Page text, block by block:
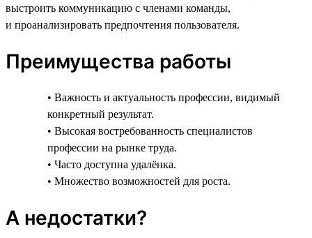
выстроить коммуникацию с членами команды,
и проанализировать предпочтения пользователя.
Преимущества работы
• Важность и актуальность профессии, видимый
конкретный результат.
• Высокая востребованность специалистов
профессии на рынке труда.
• Часто доступна удалёнка.
• Множество возможностей для роста.
А недостатки?